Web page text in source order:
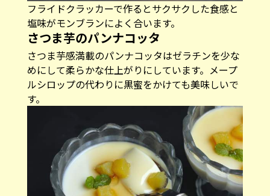
フライドクラッカーで作るとサクサクした食感と
塩味がモンブランによく合います。
さつま芋のパンナコッタ
さつま芋感満載のパンナコッタはゼラチンを少な
めにして柔らかな仕上がりにしています。メープ
ルシロップの代わりに黒蜜をかけても美味しいで
す。